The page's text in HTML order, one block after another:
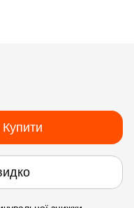
Купити